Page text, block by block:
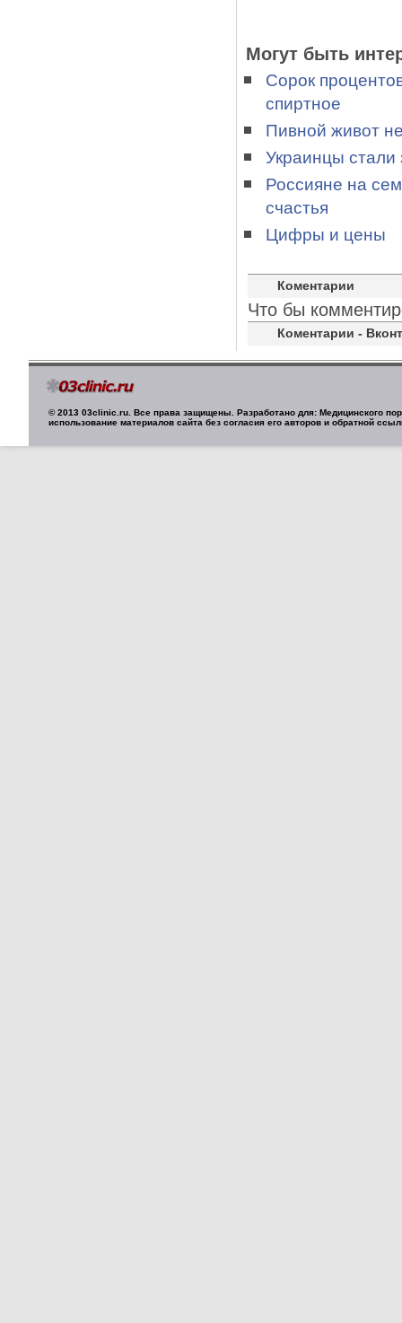
Могут быть
Сорок
спиртное
Пивной живот
Украинцы стали
Россияне на
счастья
Цифры и цены
Коментарии
Что бы
Коментарии -
© 2013 03clinic.ru. Все права защищены. Разработано для: Медицинского
использование материалов сайта без согласия его авторов и обратной